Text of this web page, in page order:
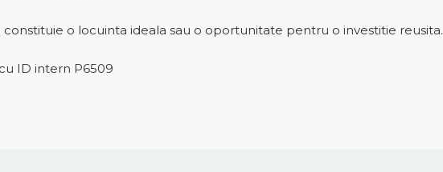
o locuinta ideala sau o oportunitate pentru o investitie reusita.
ID intern P6509